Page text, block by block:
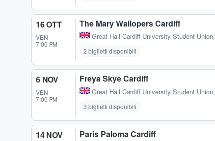
16 OTT
VEN
7:00 PM
The Mary Wallopers Cardiff
Great Hall Cardiff University Student Union,
2 biglietti disponibili
6 NOV
VEN
7:00 PM
Freya Skye Cardiff
Great Hall Cardiff University Student Union,
3 biglietti disponibili
14 NOV Paris Paloma Cardiff